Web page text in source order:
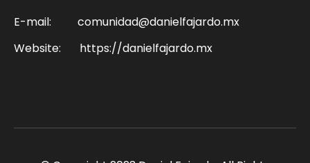
E-mail:
comunidad@danielfajardo.mx
Website:
https://danielfajardo.mx